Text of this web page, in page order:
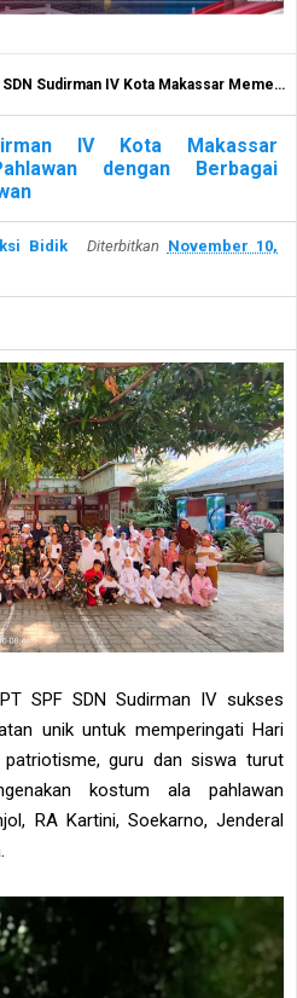
IV Kota Makassar Memeriahkan Hari Pahlawan dengan Berbagai Kegiatan bertema Pahlawan
IV Kota Makassar
dengan Berbagai
Bidik Diterbitkan November 10,
SPF SDN Sudirman IV sukses
unik untuk memperingati Hari
patriotisme, guru dan siswa turut
kostum ala pahlawan
RA Kartini, Soekarno, Jenderal